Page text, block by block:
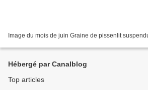
Image du mois de juin Graine de pissenlit
Hébergé par Canalblog
Top articles